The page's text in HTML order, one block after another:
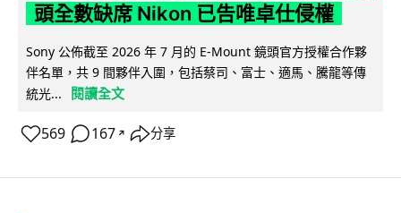
頭全數缺席 Nikon 已告唯卓仕侵權
Sony 公佈截至 2026 年 7 月的 E-Mount 鏡頭官方授權合作夥
伴名單，共 9 間夥伴入圍，包括蔡司、富士、適馬、騰龍等傳
統光...
閱讀全文
569 167 ↗ 分享